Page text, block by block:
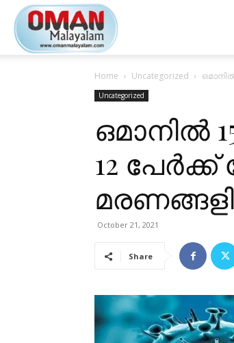
Malayalam
Home Uncategorized
Uncategorized
ഒമാനിൽ
12
October 21, 2021
Share